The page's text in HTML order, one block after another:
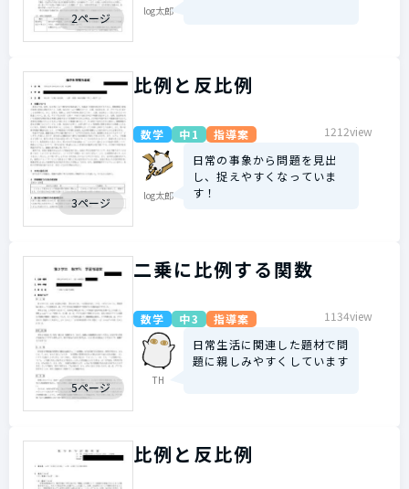
2ページ log太郎
3ページ
比例と反比例
数学 中1 指導案 1212view
log太郎
日常の事象から問題を見出
し、捉えやすくなっていま
す！
5ページ
二乗に比例する関数
数学 中3 指導案 1134view
TH
日常生活に関連した題材で問
題に親しみやすくしています
比例と反比例